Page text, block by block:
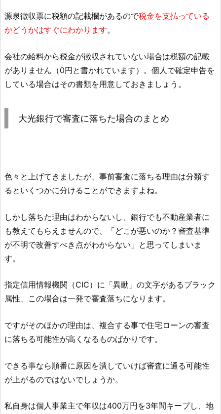
源泉徴収票に税額の記載欄があるので税金を支払っている
かどうかはすぐにわかります。
会社の給料から税金が徴収されていない場合は税額の記載
がありません（0円と書かれています）。個人で確定申告を
している場合はその書類を用意しておきましょう。
大光銀行で審査に落ちた場合のまとめ
色々と上げてきましたが、事前審査に落ちる理由は分類す
るといくつかに分けることができますよね。
しかし落ちた理由はわからないし、銀行でも不動産業者に
も教えてもらえませんので、「どこが悪いのか？審査基準
が不明で改善すべき点がわからない」と思ってしまいま
す。
指定信用情報機関（CIC）に「異動」の文字があるブラック
属性、この場合は一発で審査落ちになります。
ですがそのほかの理由は、複合する事で住宅ローンの審査
に落ちる可能性が高くなるものばかりです。
できる事なら順番に原因を潰していけば審査に通る可能性
が上がるのではないでしょうか。
私自身は個人事業主で年収は400万円を3年間キープし、地